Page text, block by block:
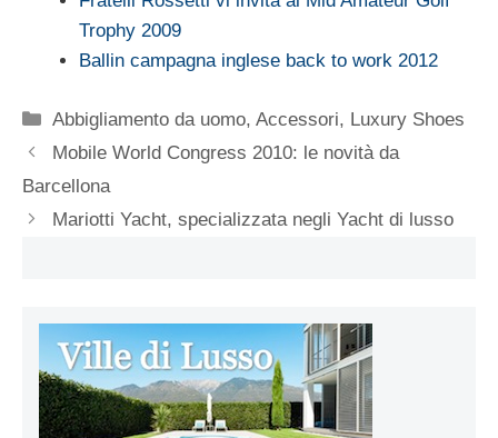
Trophy 2009
Ballin campagna inglese back to work 2012
Categorie
Abbigliamento da uomo,Accessori, Luxury Shoes
Mobile World Congress 2010: le novità da
Barcellona
Mariotti Yacht, specializzata negli Yacht di lusso